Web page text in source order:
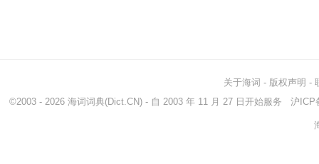
关于海词 - 版权声明 -
©2003 - 2026 海词词典(Dict.CN) - 自 2003 年 11 月 27 日开始服务 沪ICP